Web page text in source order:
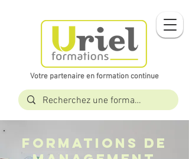
Votre partenaire en formation continue​​
FORMATIONS DE